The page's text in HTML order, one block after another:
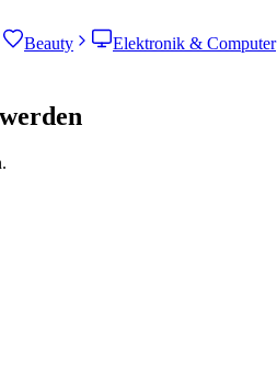
Beauty Elektronik & Computer